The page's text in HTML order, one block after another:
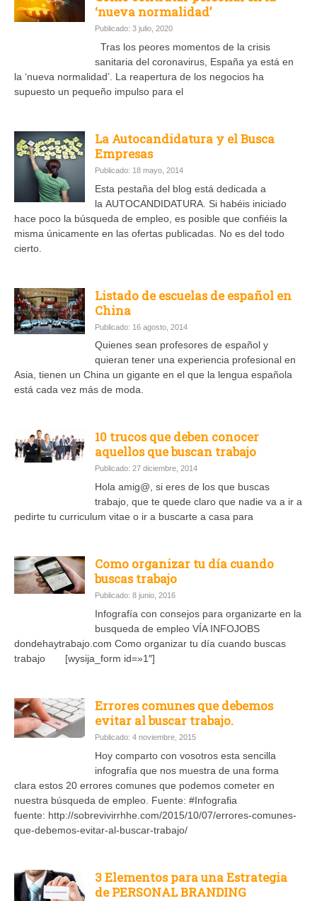
‘nueva normalidad’
Publicado: 3 julio, 2020
Tras los peores momentos de la crisis
sanitaria del coronavirus, España ya está en
la ‘nueva normalidad’. La reapertura de los negocios ha
supuesto un pequeño impulso para el
La Autocandidatura y el Busca
Empresas
Publicado: 18 mayo, 2014
Esta pestaña del blog está dedicada a
la AUTOCANDIDATURA. Si habéis iniciado
hace poco la búsqueda de empleo, es posible que confiéis la
misma únicamente en las ofertas publicadas. No es del todo
cierto.
Listado de escuelas de español en
China
Publicado: 16 agosto, 2014
Quienes sean profesores de español y
quieran tener una experiencia profesional en
Asia, tienen un China un gigante en el que la lengua española
está cada vez más de moda.
10 trucos que deben conocer
aquellos que buscan trabajo
Publicado: 27 diciembre, 2014
Hola amig@, si eres de los que buscas
trabajo, que te quede claro que nadie va a ir a
pedirte tu curriculum vitae o ir a buscarte a casa para
Como organizar tu día cuando
buscas trabajo
Publicado: 8 junio, 2016
Infografía con consejos para organizarte en la
busqueda de empleo VÍA INFOJOBS
dondehaytrabajo.com Como organizar tu día cuando buscas
trabajo [wysija_form id=»1″]
Errores comunes que debemos
evitar al buscar trabajo.
Publicado: 4 noviembre, 2015
Hoy comparto con vosotros esta sencilla
infografía que nos muestra de una forma
clara estos 20 errores comunes que podemos cometer en
nuestra búsqueda de empleo. Fuente: #Infografia
fuente: http://sobrevivirrhhe.com/2015/10/07/errores-comunes-
que-debemos-evitar-al-buscar-trabajo/
3 Elementos para una Estrategia
de PERSONAL BRANDING